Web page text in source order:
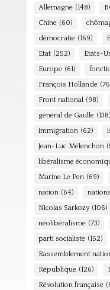
Allemagne (148)
Chine (60)
démocratie (169)
Etat (252) Etats-
Europe (61)
François Hollande
Front national (98)
général de Gaulle (138)
immigration (62)
Jean-Luc Mélenchon
libéralisme
Marine Le Pen (69)
nation (64)
Nicolas Sarkozy (106)
néolibéralisme (73)
parti socialiste (152)
Rassemblement
République (126)
Révolution française